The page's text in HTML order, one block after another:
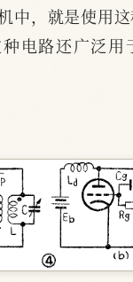
中，就是使用
电路还广泛用